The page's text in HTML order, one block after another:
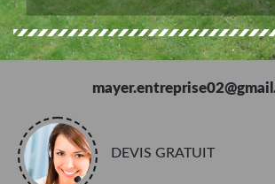
DEVIS GRATUIT